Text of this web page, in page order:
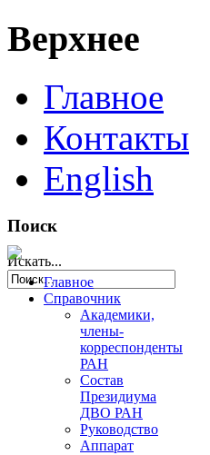
Верхнее
Главное
Контакты
English
Поиск
Искать...
Главное
Справочник
Академики,
члены-
корреспонденты
РАН
Состав
Президиума
ДВО РАН
Руководство
Аппарат